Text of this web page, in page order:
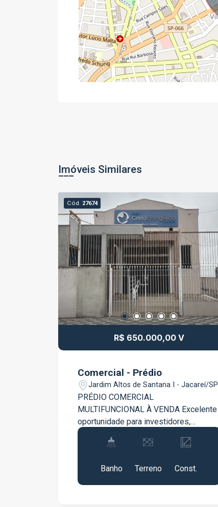
Imóveis Similares
Cód. 27674
R$ 650.000,00 V
Comercial - Prédio
Jardim Altos de Santana I - Jacareí/SP
PRÉDIO COMERCIAL
MULTIFUNCIONAL À VENDA Excelente
oportunidade para investidores,
empresas e instituições. Imóvel
comercial de excelente padrão,
religioso, com estrutura versátil e
pronto para receber diversos tipos de
Banho
Terreno
Const.